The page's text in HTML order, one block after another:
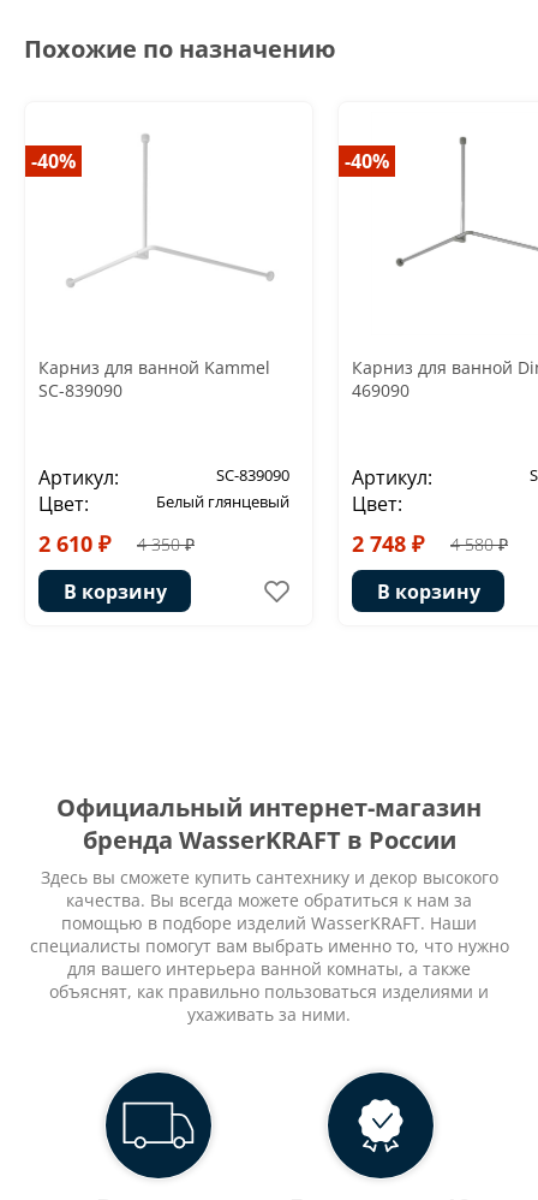
Похожие по назначению
-40%
Карниз для ванной Kammel
SC-839090
Артикул: SC-839090
Цвет: Белый глянцевый
2 610 ₽ 4 350 ₽
В корзину
-40%
Карниз для ванной
469090
Артикул:
Цвет:
2 748 ₽ 4 580 ₽
В корзину
Официальный интернет-магазин
бренда WasserKRAFT в России
Здесь вы сможете купить сантехнику и декор высокого
качества. Вы всегда можете обратиться к нам за
помощью в подборе изделий WasserKRAFT. Наши
специалисты помогут вам выбрать именно то, что нужно
для вашего интерьера ванной комнаты, а также
объяснят, как правильно пользоваться изделиями и
ухаживать за ними.